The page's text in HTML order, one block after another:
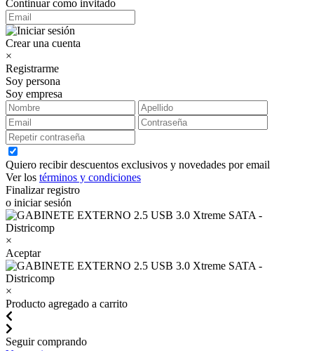
Continuar como invitado
Crear una cuenta
×
Registrarme
Soy persona
Soy empresa
Quiero recibir descuentos exclusivos y novedades por email
Ver los términos y condiciones
Finalizar registro
o iniciar sesión
×
Aceptar
×
Producto agregado a carrito
Seguir comprando